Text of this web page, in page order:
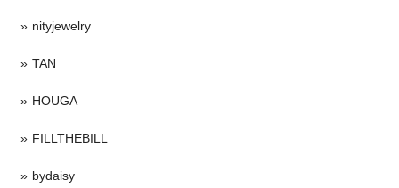
nityjewelry
TAN
HOUGA
FILLTHEBILL
bydaisy